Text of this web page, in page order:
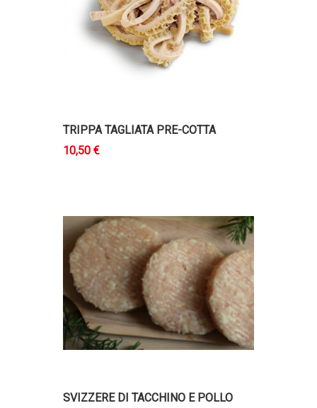
TRIPPA TAGLIATA PRE-COTTA
10,50 €
SVIZZERE DI TACCHINO E POLLO